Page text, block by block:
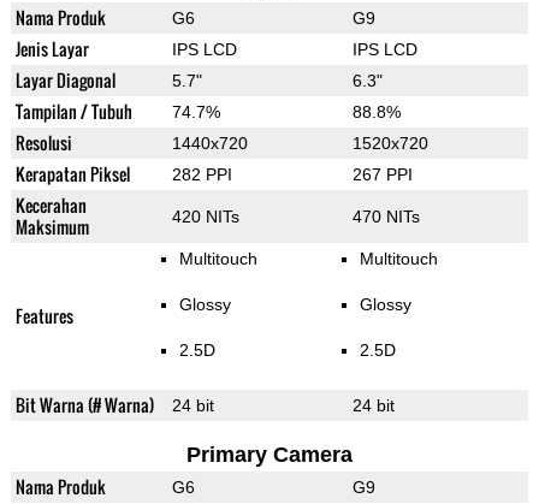
Nama Produk G6 G9
Jenis Layar IPS LCD IPS LCD
Layar Diagonal 5.7" 6.3"
Tampilan / Tubuh 74.7% 88.8%
Resolusi 1440x720 1520x720
Kerapatan Piksel 282 PPI 267 PPI
Kecerahan
Maksimum
420 NITs 470 NITs
Features
Multitouch
Glossy
2.5D
Multitouch
Glossy
2.5D
Bit Warna (# Warna) 24 bit 24 bit
Primary Camera
Nama Produk G6 G9